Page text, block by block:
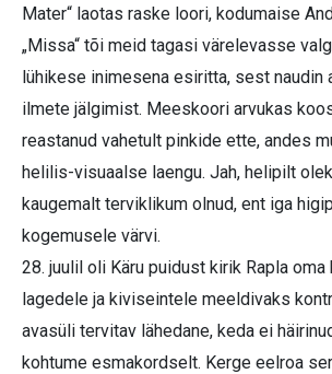
Mater“ laotas raske loori, kodumaise
„Missa“ tõi meid tagasi värelevasse
lühikese inimesena esiritta, sest naudin
ilmete jälgimist. Meeskoori arvukas
reastanud vahetult pinkide ette, andes
helilis-visuaalse laengu. Jah, helipilt
kaugemalt terviklikum olnud, ent iga
kogemusele värvi.
28. juulil oli Käru puidust kirik Rapla
lagedele ja kiviseintele meeldivaks
avasüli tervitav lähedane, keda ei
kohtume esmakordselt. Kerge eelroa